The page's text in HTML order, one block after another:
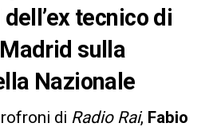
tecnico di
sulla
Nazionale
di Radio Rai, Fabio